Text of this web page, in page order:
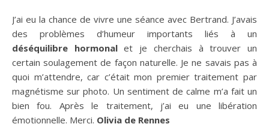
J’ai eu la chance de vivre une séance avec Bertrand. J’avais
des problèmes d’humeur importants liés à un
déséquilibre hormonalet je cherchais à trouver un
certain soulagement de façon naturelle. Je ne savais pas à
quoi m’attendre, car c’était mon premier traitement par
magnétisme sur photo. Un sentiment de calme m’a fait un
bien fou. Après le traitement, j’ai eu une libération
émotionnelle. Merci. Olivia de Rennes